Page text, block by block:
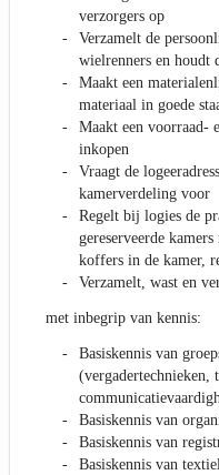
verzorgers op
Verzamelt de
wielrenners en houdt
Maakt een
materiaal in goede
Maakt een voorraad-
inkopen
Vraagt de
kamerverdeling voor
Regelt bij logies de
gereserveerde
koffers in de kamer,
Verzamelt, wast en
met inbegrip van kennis:
Basiskennis van
(vergadertechnieken,
Basiskennis van
Basiskennis van
Basiskennis van